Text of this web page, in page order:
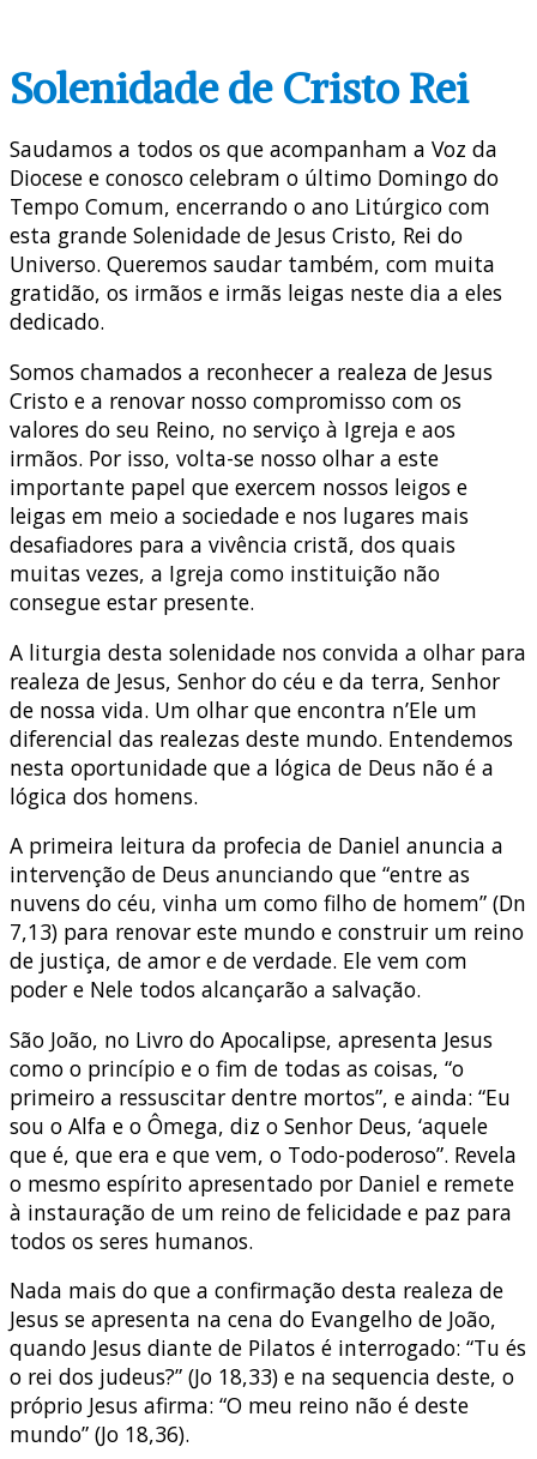
Solenidade de Cristo Rei
Saudamos a todos os que acompanham a Voz da
Diocese e conosco celebram o último Domingo do
Tempo Comum, encerrando o ano Litúrgico com
esta grande Solenidade de Jesus Cristo, Rei do
Universo. Queremos saudar também, com muita
gratidão, os irmãos e irmãs leigas neste dia a eles
dedicado.
Somos chamados a reconhecer a realeza de Jesus
Cristo e a renovar nosso compromisso com os
valores do seu Reino, no serviço à Igreja e aos
irmãos. Por isso, volta-se nosso olhar a este
importante papel que exercem nossos leigos e
leigas em meio a sociedade e nos lugares mais
desafiadores para a vivência cristã, dos quais
muitas vezes, a Igreja como instituição não
consegue estar presente.
A liturgia desta solenidade nos convida a olhar para
realeza de Jesus, Senhor do céu e da terra, Senhor
de nossa vida. Um olhar que encontra n’Ele um
diferencial das realezas deste mundo. Entendemos
nesta oportunidade que a lógica de Deus não é a
lógica dos homens.
A primeira leitura da profecia de Daniel anuncia a
intervenção de Deus anunciando que “entre as
nuvens do céu, vinha um como filho de homem” (Dn
7,13) para renovar este mundo e construir um reino
de justiça, de amor e de verdade. Ele vem com
poder e Nele todos alcançarão a salvação.
São João, no Livro do Apocalipse, apresenta Jesus
como o princípio e o fim de todas as coisas, “o
primeiro a ressuscitar dentre mortos”, e ainda: “Eu
sou o Alfa e o Ômega, diz o Senhor Deus, ‘aquele
que é, que era e que vem, o Todo-poderoso”. Revela
o mesmo espírito apresentado por Daniel e remete
à instauração de um reino de felicidade e paz para
todos os seres humanos.
Nada mais do que a confirmação desta realeza de
Jesus se apresenta na cena do Evangelho de João,
quando Jesus diante de Pilatos é interrogado: “Tu és
o rei dos judeus?” (Jo 18,33) e na sequencia deste, o
próprio Jesus afirma: “O meu reino não é deste
mundo” (Jo 18,36).